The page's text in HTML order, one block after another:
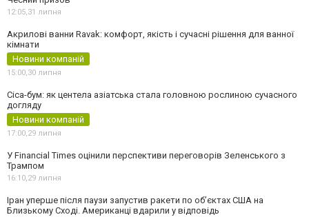
12:05,31 липня
Акрилові ванни Ravak: комфорт, якість і сучасні рішення для ванної
кімнати
Новини компаній
15:00,30 липня
Cica-бум: як центела азіатська стала головною рослиною сучасного
догляду
Новини компаній
17:00,29 липня
У Financial Times оцінили перспективи переговорів Зеленського з
Трампом
16:10,29 липня
Іран уперше після паузи запустив ракети по обʼєктах США на
Близькому Сході. Американці вдарили у відповідь